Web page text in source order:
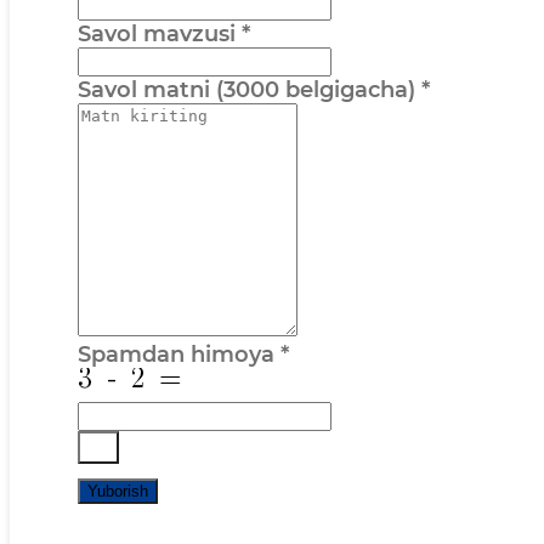
Savol mavzusi *
Savol matni (3000 belgigacha) *
Spamdan himoya *
Yuborish